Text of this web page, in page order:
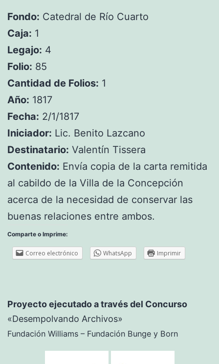
Fondo: Catedral de Río Cuarto
Caja: 1
Legajo: 4
Folio: 85
Cantidad de Folios: 1
Año: 1817
Fecha: 2/1/1817
Iniciador: Lic. Benito Lazcano
Destinatario: Valentín Tissera
Contenido: Envía copia de la carta remitida
al cabildo de la Villa de la Concepción
acerca de la necesidad de conservar las
buenas relaciones entre ambos.
Comparte o Imprime:
Correo electrónico WhatsApp Imprimir
Proyecto ejecutado a través del Concurso
«Desempolvando Archivos»
Fundación Williams – Fundación Bunge y Born